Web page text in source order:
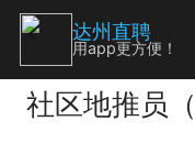
社区地推员
达州直聘
用app更方便！